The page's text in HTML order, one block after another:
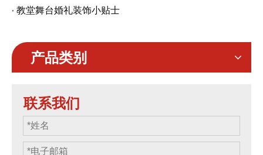
教堂舞台婚礼装饰小贴士
产品类别
联系我们